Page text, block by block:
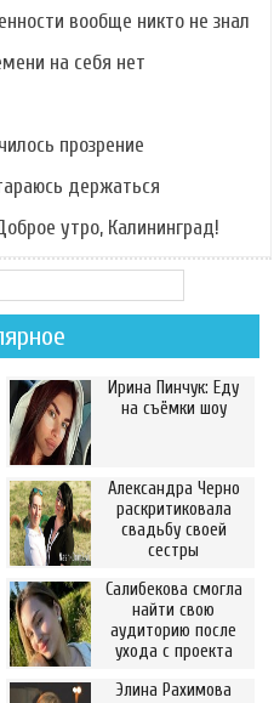
вообще никто не знал
на себя нет
прозрение
держаться
утро, Калининград!
Ирина Пинчук: Еду
на съёмки шоу
Александра Черно
раскритиковала
свадьбу своей
сестры
Салибекова смогла
найти свою
аудиторию после
ухода с проекта
Элина Рахимова